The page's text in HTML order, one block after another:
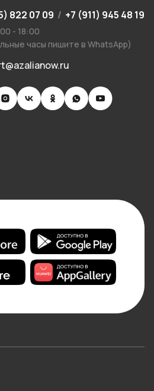
822 07 09 / +7 (911) 945 48 19
- 18:00
часы пишите в WhatsApp)